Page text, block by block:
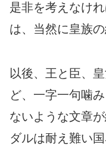
是非を考えなけ
は、当然に皇族の
以後、王と臣、
ど、一字一句噛
ないような文章
ダルは耐え難い